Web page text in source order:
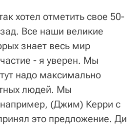
хотел отметить свое 50-
Все наши великие
знает весь мир
- я уверен. Мы
надо максимально
людей. Мы
например, (Джим) Керри с
это предложение. Ди